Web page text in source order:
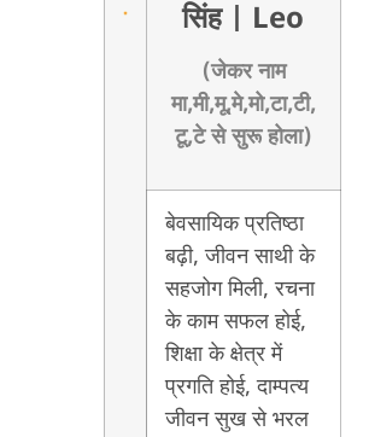
सिंह | Leo
(जेकर नाम
मा,मी,मू,मे,मो,टा,टी,
टू,टे से सुरू होला)
बेवसायिक प्रतिष्ठा
बढ़ी, जीवन साथी के
सहजोग मिली, रचना
के काम सफल होई,
शिक्षा के क्षेत्र में
प्रगति होई, दाम्पत्य
जीवन सुख से भरल